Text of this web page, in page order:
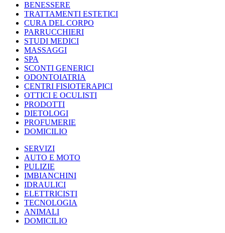
BENESSERE
TRATTAMENTI ESTETICI
CURA DEL CORPO
PARRUCCHIERI
STUDI MEDICI
MASSAGGI
SPA
SCONTI GENERICI
ODONTOIATRIA
CENTRI FISIOTERAPICI
OTTICI E OCULISTI
PRODOTTI
DIETOLOGI
PROFUMERIE
DOMICILIO
SERVIZI
AUTO E MOTO
PULIZIE
IMBIANCHINI
IDRAULICI
ELETTRICISTI
TECNOLOGIA
ANIMALI
DOMICILIO